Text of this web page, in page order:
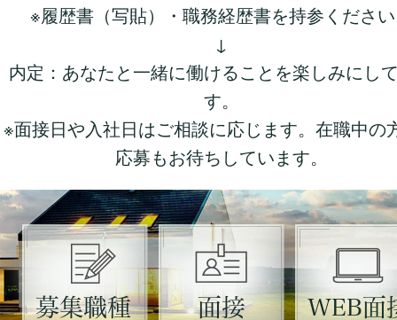
※履歴書（写貼）・職務経歴書を持参くださ
↓
内定：あなたと一緒に働けることを楽しみにし
す。
※面接日や入社日はご相談に応じます。在職中の
応募もお待ちしています。
募集職種 面接 WEB面